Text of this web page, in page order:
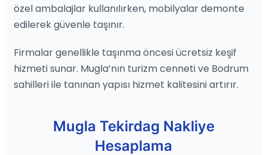
özel ambalajlar kullanılırken, mobilyalar demonte
edilerek güvenle taşınır.
Firmalar genellikle taşınma öncesi ücretsiz keşif
hizmeti sunar. Mugla’nın turizm cenneti ve Bodrum
sahilleri ile tanınan yapısı hizmet kalitesini artırır.
Mugla Tekirdag Nakliye
Hesaplama